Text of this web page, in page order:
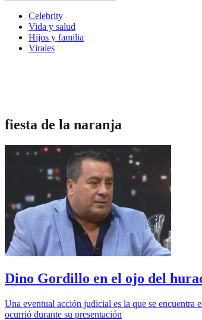
Celebrity
Vida y salud
Hijos y familia
Virales
fiesta de la naranja
Dino Gordillo en el ojo del
Una eventual acción judicial es la que se
ocurrió durante su presentación